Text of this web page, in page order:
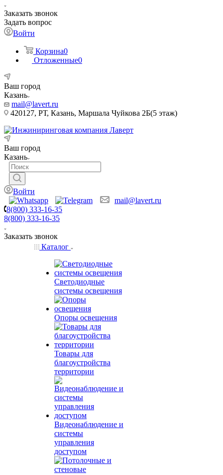
Заказать звонок
Задать вопрос
Войти
Корзина0
Отложенные0
Ваш город
Казань
mail@lavert.ru
420127, РТ, Казань, Маршала Чуйкова 2Б(5 этаж)
Ваш город
Казань
Войти
mail@lavert.ru
8(800) 333-16-35
8(800) 333-16-35
Заказать звонок
Каталог
Светодиодные
системы освещения
Опоры освещения
Товары для
благоустройства
территории
Видеонаблюдение и
системы
управления
доступом